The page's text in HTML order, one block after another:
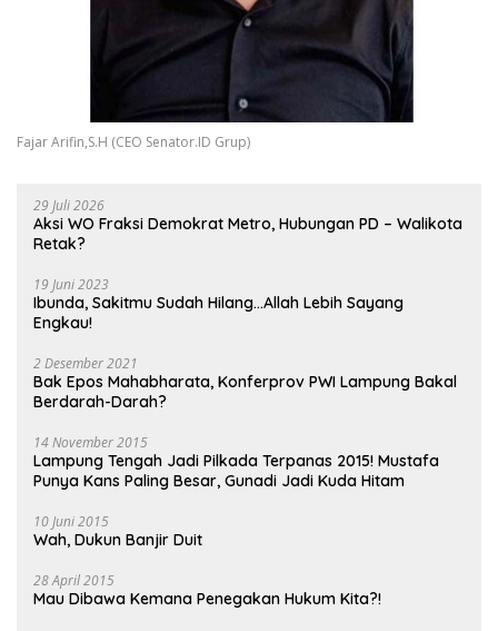
Fajar Arifin,S.H (CEO Senator.ID Grup)
29 Juli 2026
Aksi WO Fraksi Demokrat Metro, Hubungan PD – Walikota
Retak?
19 Juni 2023
Ibunda, Sakitmu Sudah Hilang…Allah Lebih Sayang
Engkau!
2 Desember 2021
Bak Epos Mahabharata, Konferprov PWI Lampung Bakal
Berdarah-Darah?
14 November 2015
Lampung Tengah Jadi Pilkada Terpanas 2015! Mustafa
Punya Kans Paling Besar, Gunadi Jadi Kuda Hitam
10 Juni 2015
Wah, Dukun Banjir Duit
28 April 2015
Mau Dibawa Kemana Penegakan Hukum Kita?!